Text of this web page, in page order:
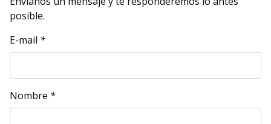
posible.
E-mail *
Nombre *